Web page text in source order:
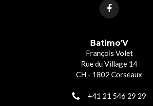
Batimo'V
François Volet
Rue du Village 14
CH - 1802 Corseaux
+41 21 546 29 29